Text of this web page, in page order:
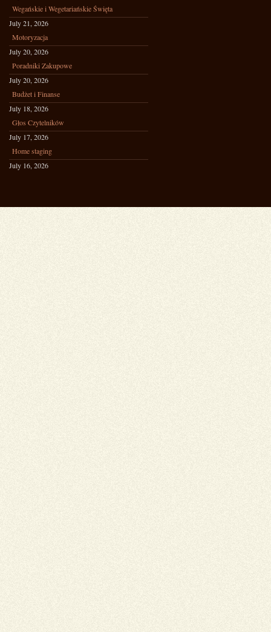
Wegańskie i Wegetariańskie Święta
July 21, 2026
Motoryzacja
July 20, 2026
Poradniki Zakupowe
July 20, 2026
Budżet i Finanse
July 18, 2026
Głos Czytelników
July 17, 2026
Home staging
July 16, 2026